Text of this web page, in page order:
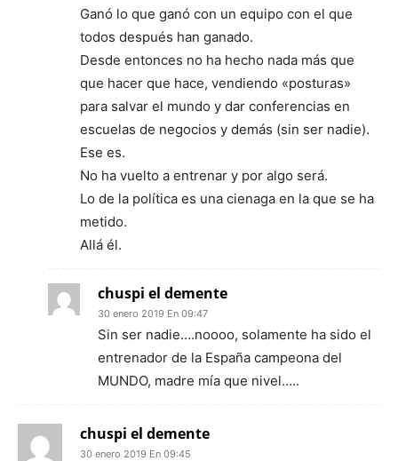
Ganó lo que ganó con un equipo con el que
todos después han ganado.
Desde entonces no ha hecho nada más que
que hacer que hace, vendiendo «posturas»
para salvar el mundo y dar conferencias en
escuelas de negocios y demás (sin ser nadie).
Ese es.
No ha vuelto a entrenar y por algo será.
Lo de la política es una cienaga en la que se ha
metido.
Allá él.
chuspi el demente
30 enero 2019 En 09:47
Sin ser nadie….noooo, solamente ha sido el
entrenador de la España campeona del
MUNDO, madre mía que nivel…..
chuspi el demente
30 enero 2019 En 09:45